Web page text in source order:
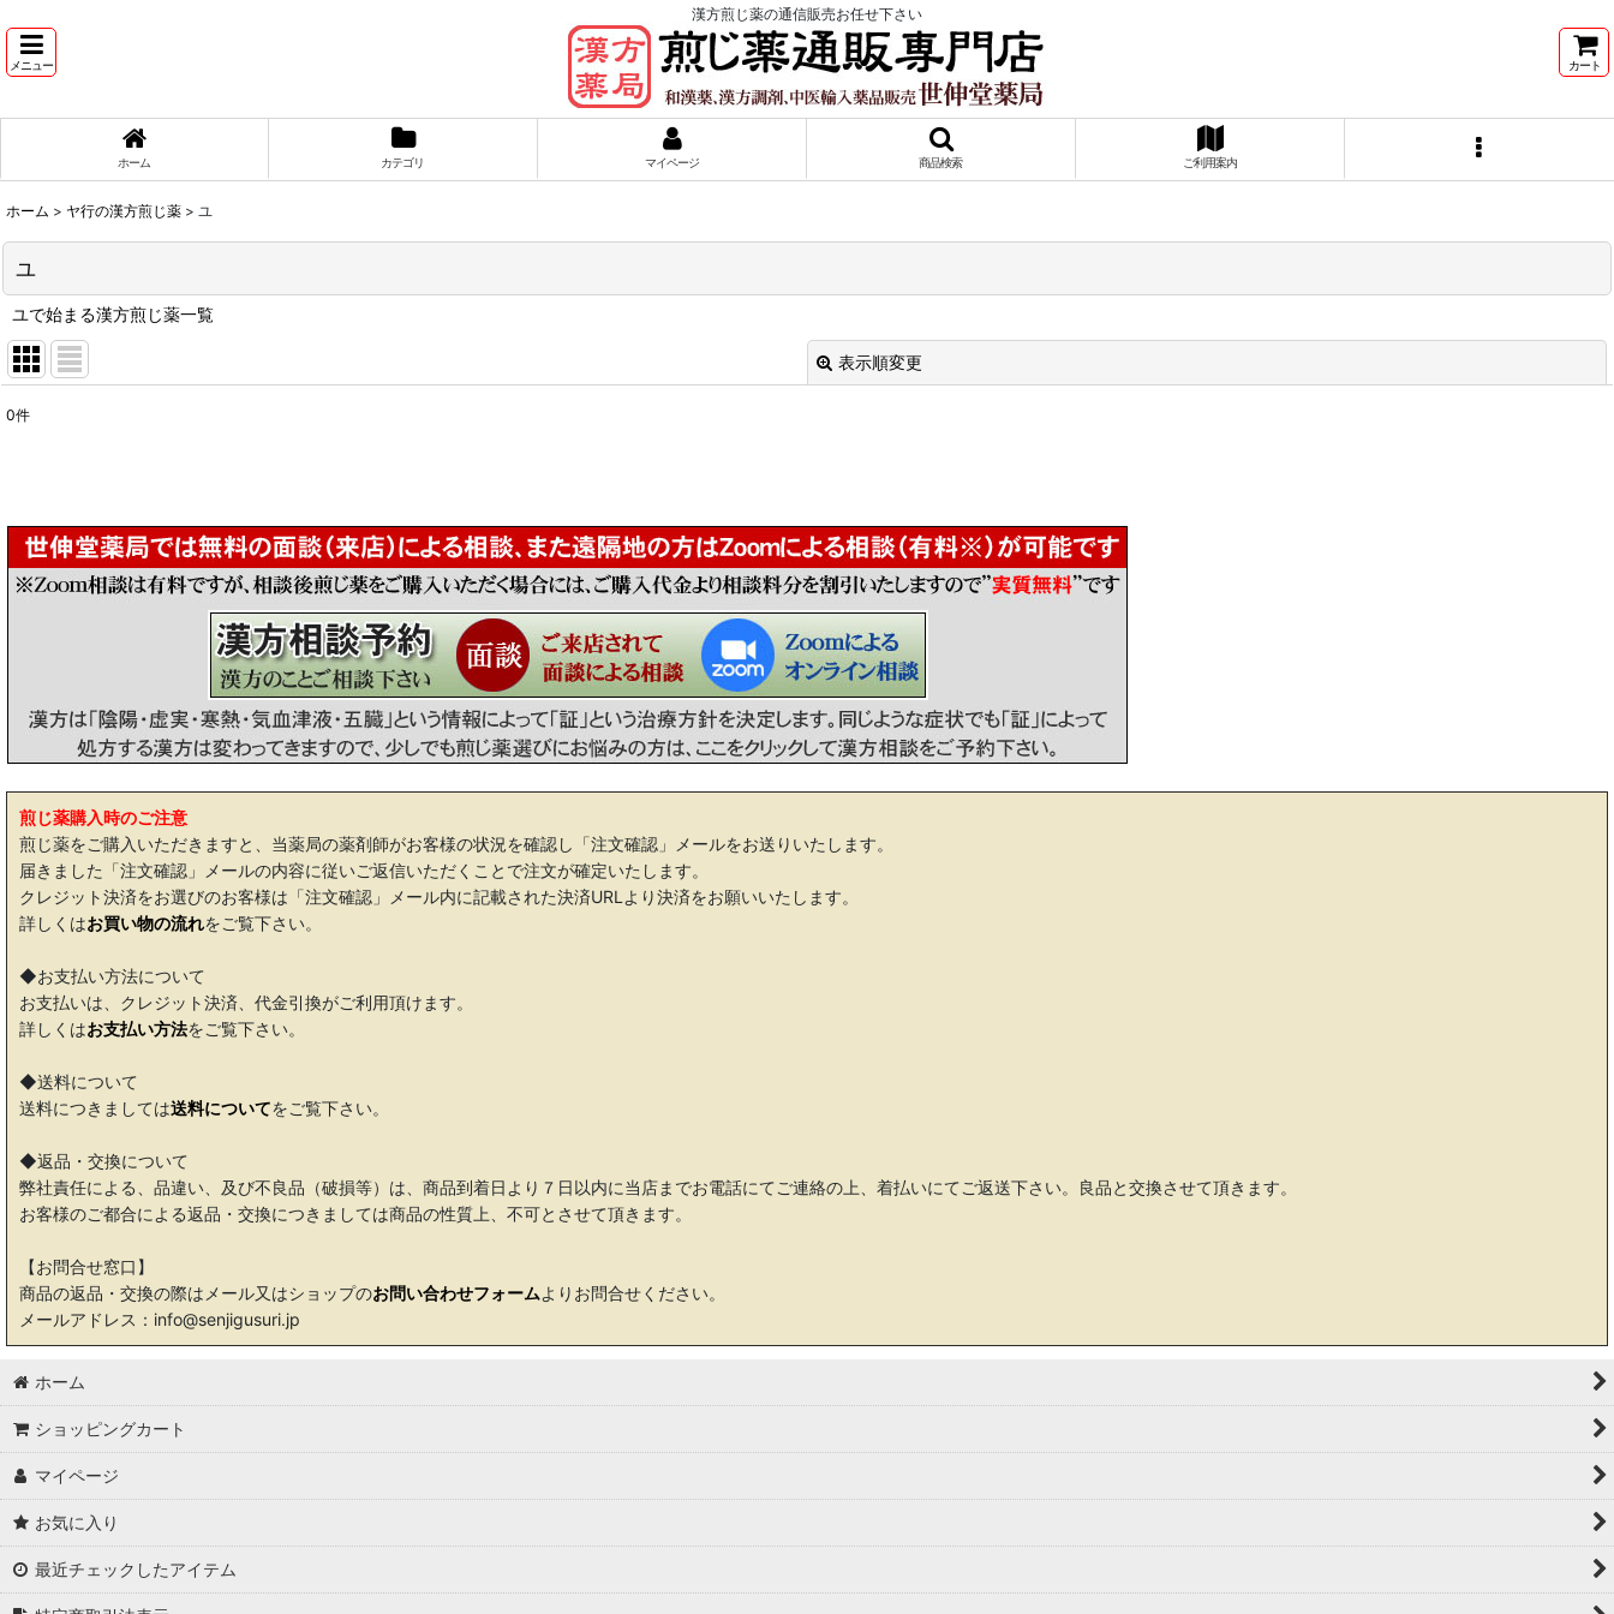
漢方煎じ薬の通信販売お任せ下さい
メニュー カート
ホーム カテゴリ マイページ 商品検索 ご利用案内
ホーム > ヤ行の漢方煎じ薬 > ユ
ユ
ユで始まる漢方煎じ薬一覧
表示順変更
絞り込む
0件
煎じ薬購入時のご注意
煎じ薬をご購入いただきますと、当薬局の薬剤師がお客様の状況を確認し「注文確認」メールをお送りいたします。
届きました「注文確認」メールの内容に従いご返信いただくことで注文が確定いたします。
クレジット決済をお選びのお客様は「注文確認」メール内に記載された決済URLより決済をお願いいたします。
詳しくはお買い物の流れをご覧下さい。
◆お支払い方法について
お支払いは、クレジット決済、代金引換がご利用頂けます。
詳しくはお支払い方法をご覧下さい。
◆送料について
送料につきましては送料についてをご覧下さい。
◆返品・交換について
弊社責任による、品違い、及び不良品（破損等）は、商品到着日より７日以内に当店までお電話にてご連絡の上、着払いにてご返送下さい。良品と交換させて頂きます。
お客様のご都合による返品・交換につきましては商品の性質上、不可とさせて頂きます。
【お問合せ窓口】
商品の返品・交換の際はメール又はショップのお問い合わせフォームよりお問合せください。
メールアドレス：info@senjigusuri.jp
ホーム
ショッピングカート
マイページ
お気に入り
最近チェックしたアイテム